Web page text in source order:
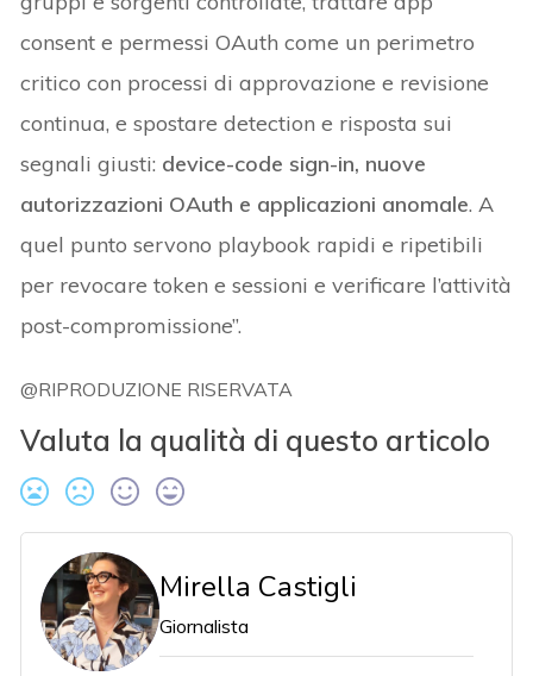
consent e permessi OAuth come un perimetro
critico con processi di approvazione e revisione
continua, e spostare detection e risposta sui
segnali giusti: device-code sign-in, nuove
autorizzazioni OAuth e applicazioni anomale. A
quel punto servono playbook rapidi e ripetibili
per revocare token e sessioni e verificare l’attività
post-compromissione”.
@RIPRODUZIONE RISERVATA
Valuta la qualità di questo articolo
Mirella Castigli
Giornalista